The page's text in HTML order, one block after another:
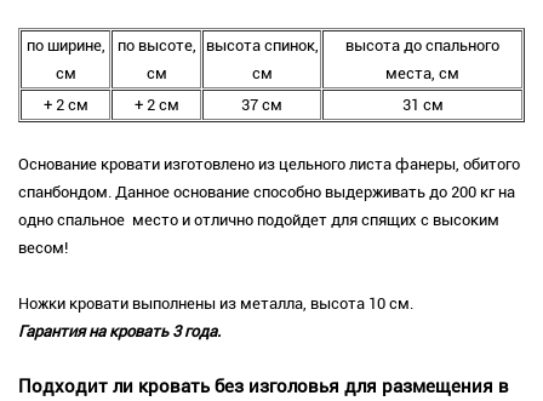
по ширине,
см
по высоте,
см
высота спинок,
см
высота до спального
места, см
+ 2 см
+ 2 см 37 см 31 см
Основание кровати изготовлено из цельного листа фанеры, обитого
спанбондом. Данное основание способно выдерживать до 200 кг на
одно спальное место и отлично подойдет для спящих с высоким
весом!
Ножки кровати выполнены из металла, высота 10 см.
Гарантия на кровать 3 года.
Подходит ли кровать без изголовья для размещения в